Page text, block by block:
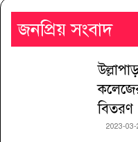
জনপ্রিয় সংবাদ
বিতরণ
2023-03-